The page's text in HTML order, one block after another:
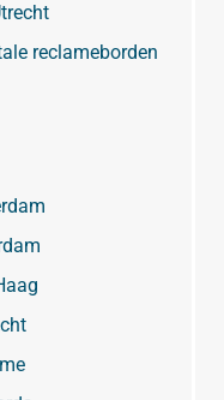
reclameborden